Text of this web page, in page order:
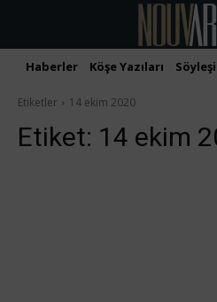
Haberler Köşe Yazıları
Etiketler 14 ekim 2020
Etiket: 14 ekim